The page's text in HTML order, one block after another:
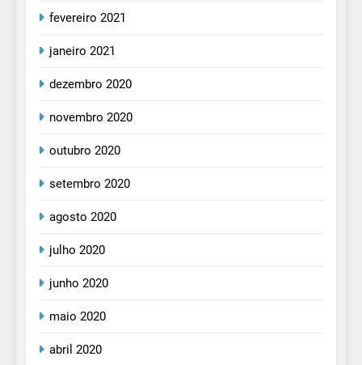
fevereiro 2021
janeiro 2021
dezembro 2020
novembro 2020
outubro 2020
setembro 2020
agosto 2020
julho 2020
junho 2020
maio 2020
abril 2020